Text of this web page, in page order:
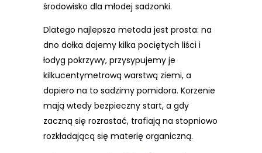
środowisko dla młodej sadzonki.
Dlatego najlepsza metoda jest prosta: na
dno dołka dajemy kilka pociętych liści i
łodyg pokrzywy, przysypujemy je
kilkucentymetrową warstwą ziemi, a
dopiero na to sadzimy pomidora. Korzenie
mają wtedy bezpieczny start, a gdy
zaczną się rozrastać, trafiają na stopniowo
rozkładającą się materię organiczną.